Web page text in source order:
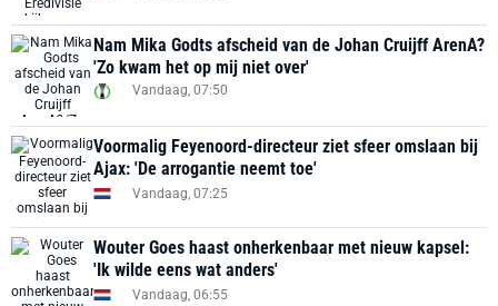
Nam Mika Godts afscheid van de Johan Cruijff ArenA?
'Zo kwam het op mij niet over'
Vandaag, 07:50
Voormalig Feyenoord-directeur ziet sfeer omslaan bij
Ajax: 'De arrogantie neemt toe'
Vandaag, 07:25
Wouter Goes haast onherkenbaar met nieuw kapsel:
'Ik wilde eens wat anders'
Vandaag, 06:55